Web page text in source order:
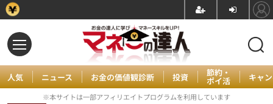
人気 ニュース お金の価値観診断 投資 節約・
ポイ活 キャ
※本サイトは一部アフィリエイトプログラムを利用しています